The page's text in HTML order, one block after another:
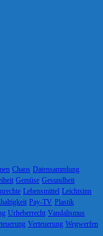
Chaos Datensammlung
Gemüse Gesundheit
Lebensmittel Leichtsinn
Pay-TV Plastik
Urheberrecht Vandalismus
Verteuerung Wegwerfen